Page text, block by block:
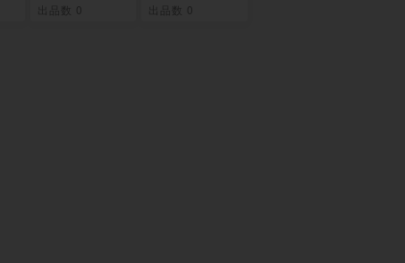
SK] 未開封BO
出品数 0
懲罰」 [DSC]
出品数 0